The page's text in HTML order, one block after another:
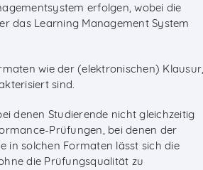
erfolgen, wobei die
das Learning Management System
wie der (elektronischen)
sind.
denen Studierende nicht gleichzeitig
Prüfungen, bei denen der
in solchen Formaten lässt sich die
die Prüfungsqualität zu